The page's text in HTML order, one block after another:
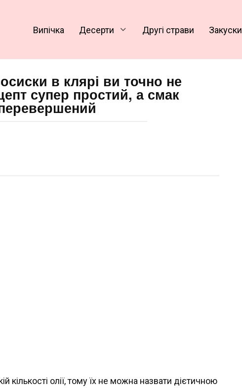
Випічка Десерти Другі страви Закуски
в клярі ви точно не
супер простий, а смак
кількості олії, тому їх не можна назвати дієтичною